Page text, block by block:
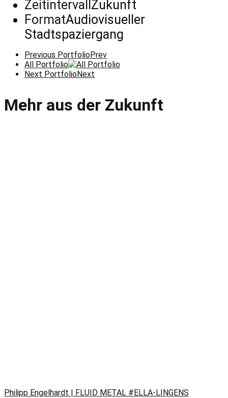
Zeitintervall Zukunft
FormatAudiovisueller
Stadtspaziergang
Previous PortfolioPrev
All Portfolio
Next PortfolioNext
Mehr aus der Zukunft
Philipp Engelhardt | FLUID METAL #ELLA-LINGENS